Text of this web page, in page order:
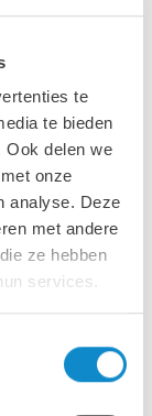
te
te bieden
Ook delen we
onze
analyse. Deze
met andere
ze hebben
services.
basis van